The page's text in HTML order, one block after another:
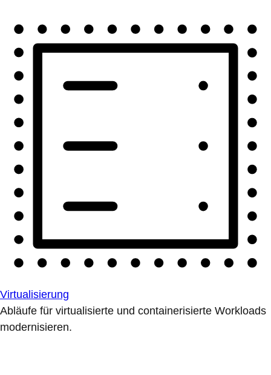
Virtualisierung
Abläufe für virtualisierte und containerisierte Workloads
modernisieren.